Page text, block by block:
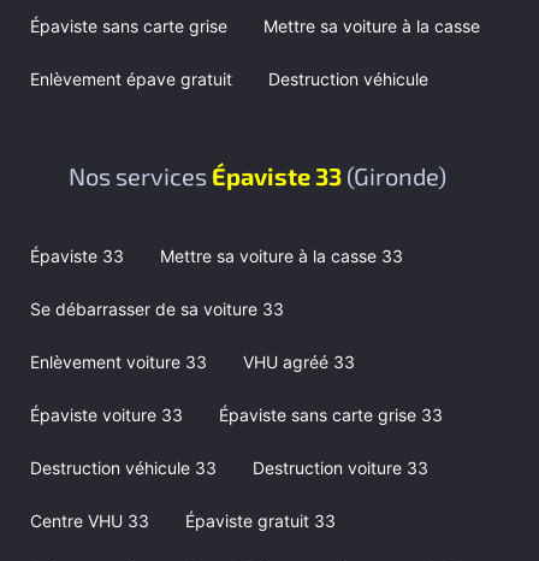
Épaviste sans carte grise Mettre sa voiture à la casse
Enlèvement épave gratuit Destruction véhicule
Nos services Épaviste 33 (Gironde)
Épaviste 33 Mettre sa voiture à la casse 33
Se débarrasser de sa voiture 33
Enlèvement voiture 33 VHU agréé 33
Épaviste voiture 33 Épaviste sans carte grise 33
Destruction véhicule 33 Destruction voiture 33
Centre VHU 33 Épaviste gratuit 33